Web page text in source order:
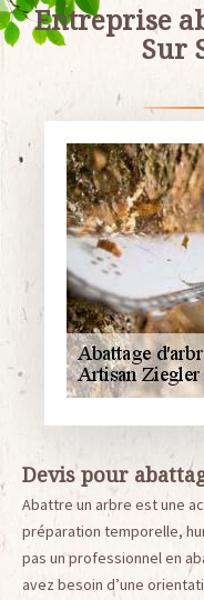
Entreprise
Sur
Devis pour
Abattre un arbre est une
préparation temporelle,
pas un professionnel en
avez besoin d’une